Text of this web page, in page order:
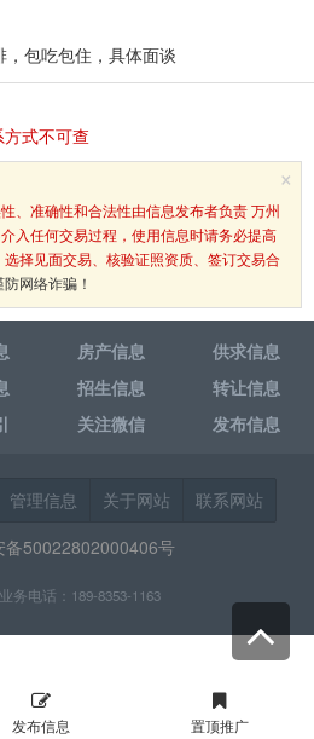
包吃包住，具体面谈
式不可查
×
、准确性和合法性由信息发布者负责 万州
入任何交易过程，使用信息时请务必提高
择见面交易、核验证照资质、签订交易合
网络诈骗！
房产信息
供求信息
招生信息
转让信息
关注微信 发布信息
管理信息 关于网站
联系网站
备50022802000406号
务电话：189-8353-1163
发布信息 置顶推广